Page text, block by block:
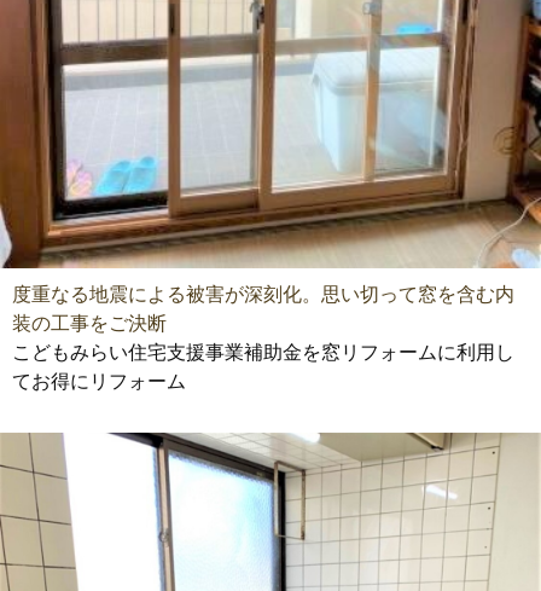
度重なる地震による被害が深刻化。思い切って窓を含む内
装の工事をご決断
こどもみらい住宅支援事業補助金を窓リフォームに利用し
てお得にリフォーム